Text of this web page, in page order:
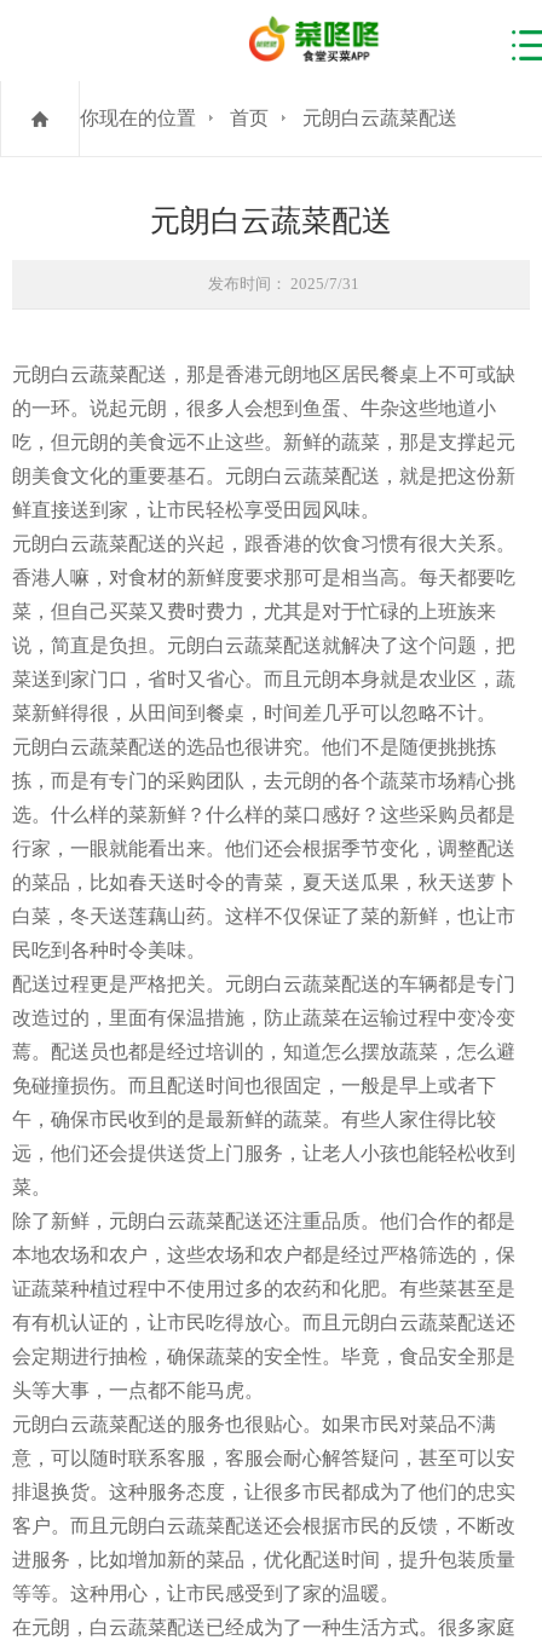
你现在的位置 首页 元朗白云蔬菜配送
元朗白云蔬菜配送
发布时间： 2025/7/31
元朗白云蔬菜配送，那是香港元朗地区居民餐桌上不可或缺
的一环。说起元朗，很多人会想到鱼蛋、牛杂这些地道小
吃，但元朗的美食远不止这些。新鲜的蔬菜，那是支撑起元
朗美食文化的重要基石。元朗白云蔬菜配送，就是把这份新
鲜直接送到家，让市民轻松享受田园风味。
元朗白云蔬菜配送的兴起，跟香港的饮食习惯有很大关系。
香港人嘛，对食材的新鲜度要求那可是相当高。每天都要吃
菜，但自己买菜又费时费力，尤其是对于忙碌的上班族来
说，简直是负担。元朗白云蔬菜配送就解决了这个问题，把
菜送到家门口，省时又省心。而且元朗本身就是农业区，蔬
菜新鲜得很，从田间到餐桌，时间差几乎可以忽略不计。
元朗白云蔬菜配送的选品也很讲究。他们不是随便挑挑拣
拣，而是有专门的采购团队，去元朗的各个蔬菜市场精心挑
选。什么样的菜新鲜？什么样的菜口感好？这些采购员都是
行家，一眼就能看出来。他们还会根据季节变化，调整配送
的菜品，比如春天送时令的青菜，夏天送瓜果，秋天送萝卜
白菜，冬天送莲藕山药。这样不仅保证了菜的新鲜，也让市
民吃到各种时令美味。
配送过程更是严格把关。元朗白云蔬菜配送的车辆都是专门
改造过的，里面有保温措施，防止蔬菜在运输过程中变冷变
蔫。配送员也都是经过培训的，知道怎么摆放蔬菜，怎么避
免碰撞损伤。而且配送时间也很固定，一般是早上或者下
午，确保市民收到的是最新鲜的蔬菜。有些人家住得比较
远，他们还会提供送货上门服务，让老人小孩也能轻松收到
菜。
除了新鲜，元朗白云蔬菜配送还注重品质。他们合作的都是
本地农场和农户，这些农场和农户都是经过严格筛选的，保
证蔬菜种植过程中不使用过多的农药和化肥。有些菜甚至是
有有机认证的，让市民吃得放心。而且元朗白云蔬菜配送还
会定期进行抽检，确保蔬菜的安全性。毕竟，食品安全那是
头等大事，一点都不能马虎。
元朗白云蔬菜配送的服务也很贴心。如果市民对菜品不满
意，可以随时联系客服，客服会耐心解答疑问，甚至可以安
排退换货。这种服务态度，让很多市民都成为了他们的忠实
客户。而且元朗白云蔬菜配送还会根据市民的反馈，不断改
进服务，比如增加新的菜品，优化配送时间，提升包装质量
等等。这种用心，让市民感受到了家的温暖。
在元朗，白云蔬菜配送已经成为了一种生活方式。很多家庭